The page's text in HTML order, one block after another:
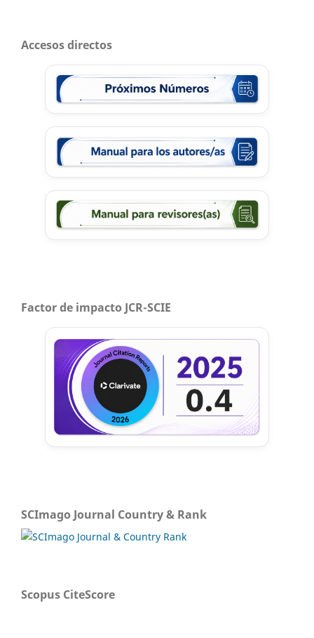
Accesos directos
Factor de impacto JCR-SCIE
SCImago Journal Country & Rank
Scopus CiteScore